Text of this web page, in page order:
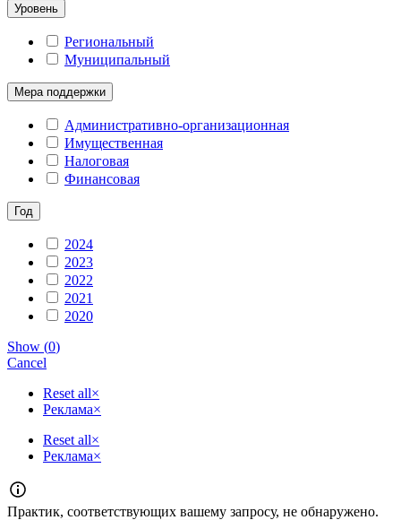
Уровень
Региональный
Муниципальный
Мера поддержки
Административно-организационная
Имущественная
Налоговая
Финансовая
Год
2024
2023
2022
2021
2020
Show (0)
Cancel
Reset all×
Реклама×
Reset all×
Реклама×
Практик, соответствующих вашему запросу, не обнаружено.